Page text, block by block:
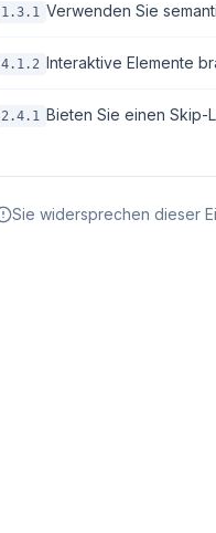
1.3.1 Verwenden Sie
4.1.2 Interaktive Elemente
2.4.1 Bieten Sie einen Skip-
Sie widersprechen dieser